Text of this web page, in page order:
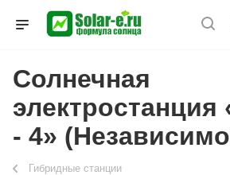
Солнечная
электростанция
- 4»
Гибридные станции